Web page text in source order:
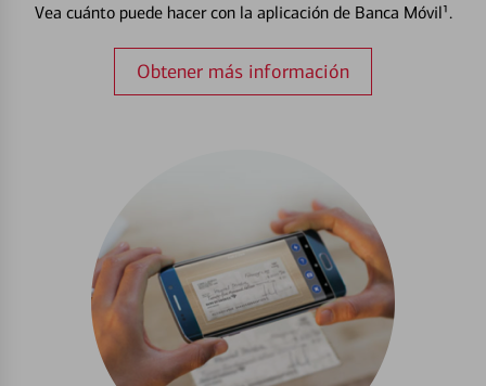
Vea cuánto puede hacer con la aplicación de Banca Móvil¹.
Obtener más información